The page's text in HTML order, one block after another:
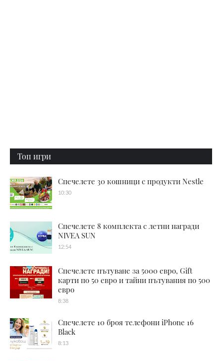
Топ игри
Спечелете 30 кошници с продукти Nestle
10:30
Спечелете 8 комплекта с летни награди
NIVEA SUN
12:54
Спечелете пътуване за 5000 евро, Gift
карти по 50 евро и тайни пътувания по 500
евро
8:38
Спечелете 10 броя телефони iPhone 16
Black
8:13